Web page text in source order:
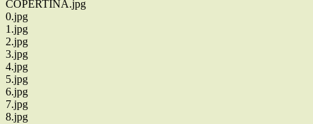
COPERTINA.jpg
0.jpg
1.jpg
2.jpg
3.jpg
4.jpg
5.jpg
6.jpg
7.jpg
8.jpg